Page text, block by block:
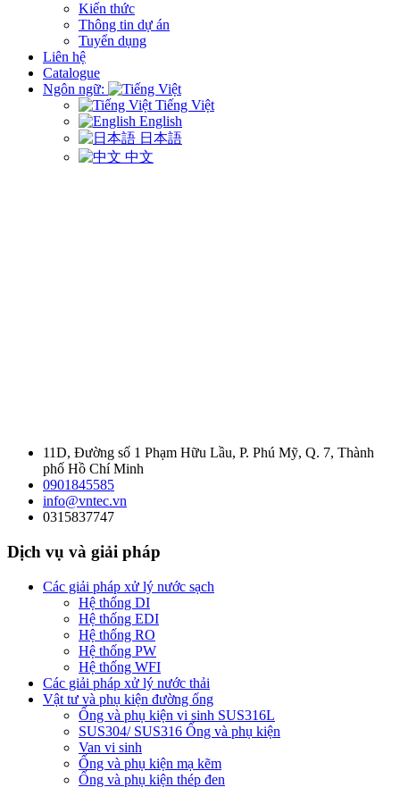
Kiến thức
Thông tin dự án
Tuyển dụng
Liên hệ
Catalogue
Ngôn ngữ:
Tiếng Việt
English
日本語
中文
11D, Đường số 1 Phạm Hữu Lầu, P. Phú Mỹ, Q. 7, Thành
phố Hồ Chí Minh
0901845585
info@vntec.vn
0315837747
Dịch vụ và giải pháp
Các giải pháp xử lý nước sạch
Hệ thống DI
Hệ thống EDI
Hệ thống RO
Hệ thống PW
Hệ thống WFI
Các giải pháp xử lý nước thải
Vật tư và phụ kiện đường ống
Ống và phụ kiện vi sinh SUS316L
SUS304/ SUS316 Ống và phụ kiện
Van vi sinh
Ống và phụ kiện mạ kẽm
Ống và phụ kiện thép đen